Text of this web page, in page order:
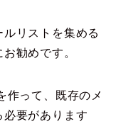
リストを集める
勧めです。
作って、既存のメ
必要があります